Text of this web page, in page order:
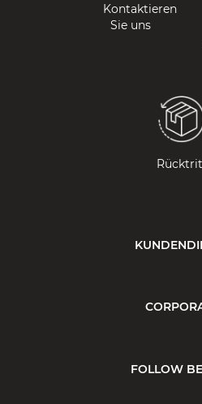
Kontaktieren
Sie uns
FOLLOW